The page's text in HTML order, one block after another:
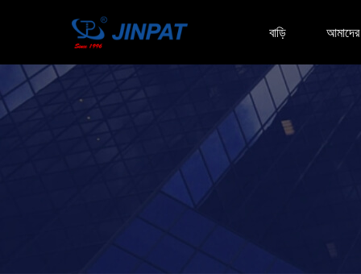
বাড়ি আমাদের